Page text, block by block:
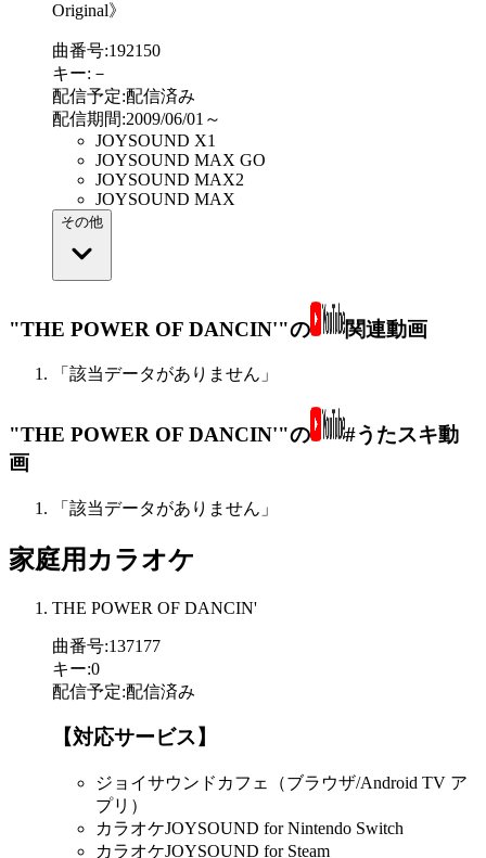
Original》
曲番号:192150
キー: －
配信予定:配信済み
配信期間:2009/06/01～
JOYSOUND X1
JOYSOUND MAX GO
JOYSOUND MAX2
JOYSOUND MAX
その他
"THE POWER OF DANCIN'"の 関連動画
「該当データがありません」
"THE POWER OF DANCIN'"の
#うたスキ動
画
「該当データがありません」
家庭用カラオケ
THE POWER OF DANCIN'
曲番号:137177
キー:0
配信予定:配信済み
【対応サービス】
ジョイサウンドカフェ（ブラウザ/Android TV ア
プリ）
カラオケJOYSOUND for Nintendo Switch
カラオケJOYSOUND for Steam